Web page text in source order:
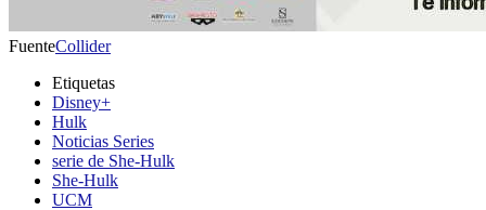
FuenteCollider
Etiquetas
Disney+
Hulk
Noticias Series
serie de She-Hulk
She-Hulk
UCM